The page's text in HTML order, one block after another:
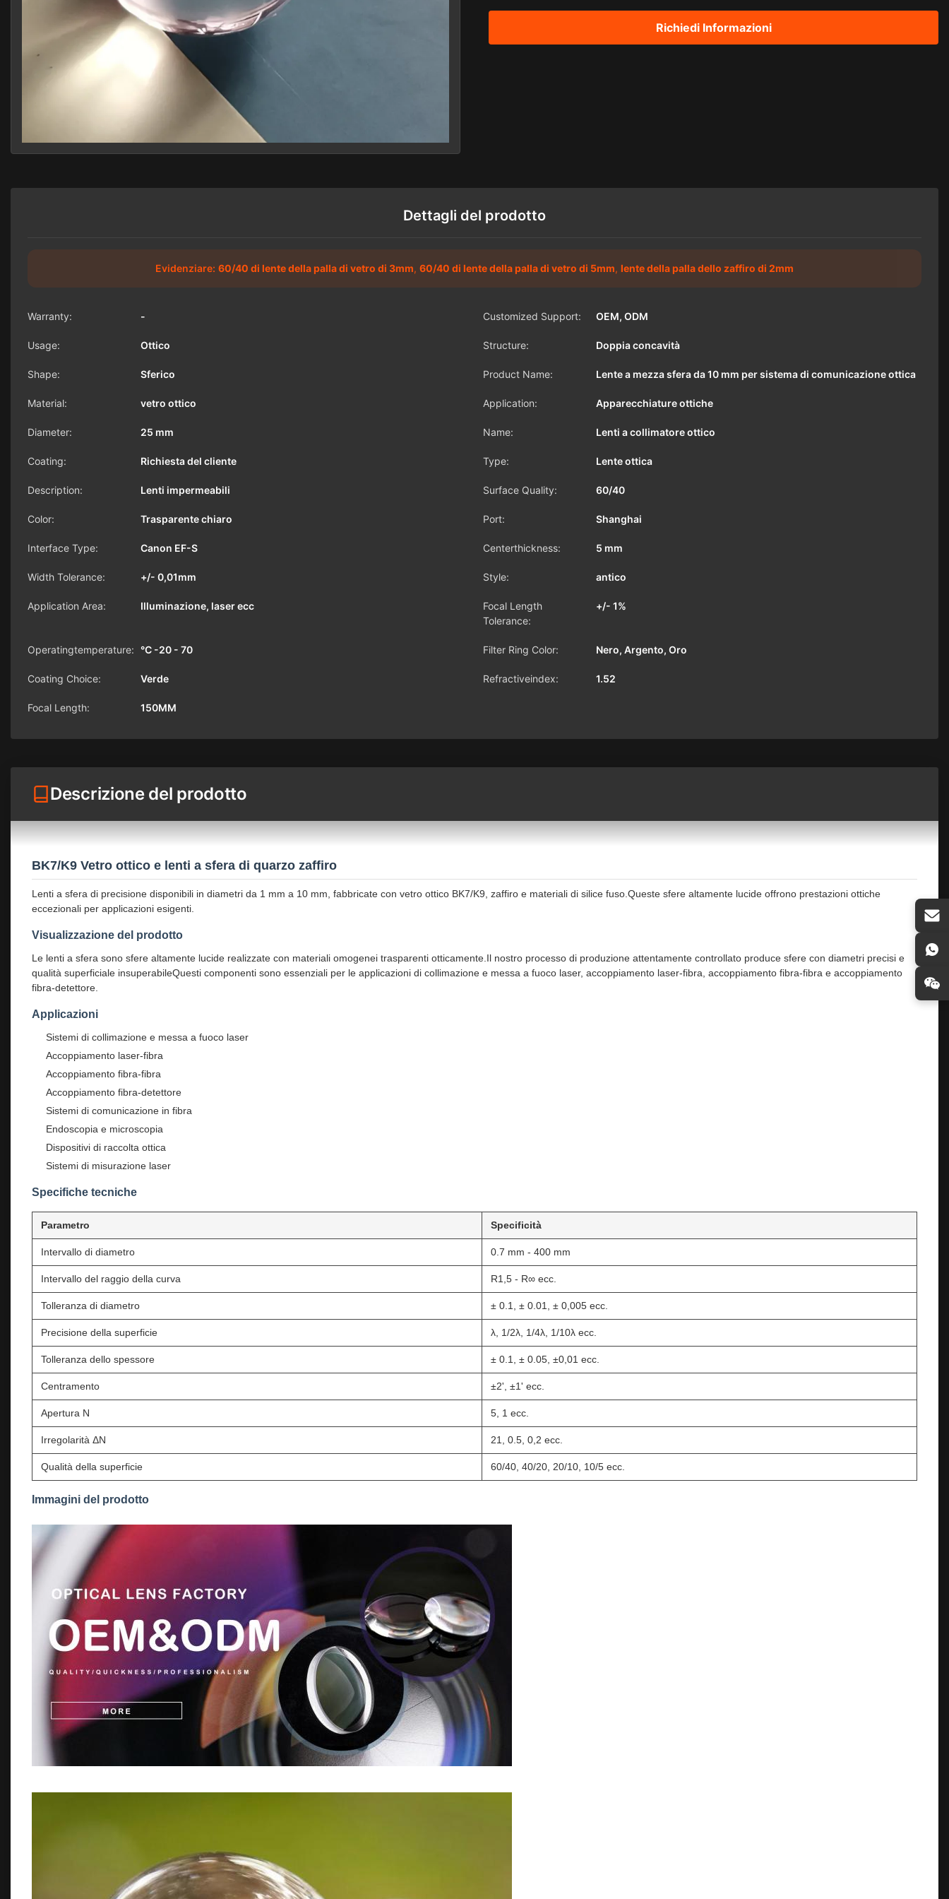
Richiedi Informazioni
Dettagli del prodotto
Evidenziare: 60/40 di lente della palla di vetro di 3mm, 60/40 di lente della palla di vetro di 5mm, lente della palla dello zaffiro di 2mm
Warranty: - Customized Support: OEM, ODM
Usage: Ottico Structure: Doppia concavità
Shape: Sferico Product Name: Lente a mezza sfera da 10 mm per sistema di comunicazione ottica
Material: vetro ottico Application: Apparecchiature ottiche
Diameter: 25 mm Name: Lenti a collimatore ottico
Coating: Richiesta del cliente Type: Lente ottica
Description: Lenti impermeabili Surface Quality: 60/40
Color: Trasparente chiaro Port: Shanghai
Interface Type: Canon EF-S Centerthickness: 5 mm
Width Tolerance: +/- 0,01mm Style: antico
Application Area: Illuminazione, laser ecc
Focal Length
Tolerance:
+/- 1%
Operatingtemperature: °C -20 - 70 Filter Ring Color: Nero, Argento, Oro
Coating Choice: Verde Refractiveindex: 1.52
Focal Length: 150MM
Descrizione del prodotto
BK7/K9 Vetro ottico e lenti a sfera di quarzo zaffiro
Lenti a sfera di precisione disponibili in diametri da 1 mm a 10 mm, fabbricate con vetro ottico BK7/K9, zaffiro e materiali di silice fuso.Queste sfere altamente lucide offrono prestazioni ottiche
eccezionali per applicazioni esigenti.
Visualizzazione del prodotto
Le lenti a sfera sono sfere altamente lucide realizzate con materiali omogenei trasparenti otticamente.Il nostro processo di produzione attentamente controllato produce sfere con diametri precisi e
qualità superficiale insuperabileQuesti componenti sono essenziali per le applicazioni di collimazione e messa a fuoco laser, accoppiamento laser-fibra, accoppiamento fibra-fibra e accoppiamento
fibra-detettore.
Applicazioni
Sistemi di collimazione e messa a fuoco laser
Accoppiamento laser-fibra
Accoppiamento fibra-fibra
Accoppiamento fibra-detettore
Sistemi di comunicazione in fibra
Endoscopia e microscopia
Dispositivi di raccolta ottica
Sistemi di misurazione laser
Specifiche tecniche
Parametro Specificità
Intervallo di diametro 0.7 mm - 400 mm
Intervallo del raggio della curva R1,5 - R∞ ecc.
Tolleranza di diametro ± 0.1, ± 0.01, ± 0,005 ecc.
Precisione della superficie λ, 1/2λ, 1/4λ, 1/10λ ecc.
Tolleranza dello spessore ± 0.1, ± 0.05, ±0,01 ecc.
Centramento ±2', ±1' ecc.
Apertura N 5, 1 ecc.
Irregolarità ΔN 21, 0.5, 0,2 ecc.
Qualità della superficie 60/40, 40/20, 20/10, 10/5 ecc.
Immagini del prodotto